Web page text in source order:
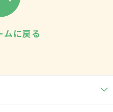
ムに戻る